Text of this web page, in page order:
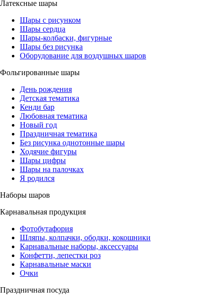
Латексные шары
Шары с рисунком
Шары сердца
Шары-колбаски, фигурные
Шары без рисунка
Оборудование для воздушных шаров
Фольгированные шары
День рождения
Детская тематика
Кенди бар
Любовная тематика
Новый год
Праздничная тематика
Без рисунка однотонные шары
Ходячие фигуры
Шары цифры
Шары на палочках
Я родился
Наборы шаров
Карнавальная продукция
Фотобутафория
Шляпы, колпачки, ободки, кокошники
Карнавальные наборы, аксессуары
Конфетти, лепестки роз
Карнавальные маски
Очки
Праздничная посуда